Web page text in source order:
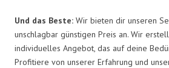
Und das Beste: Wir bieten dir unseren
unschlagbar günstigen Preis an. Wir
individuelles Angebot, das auf deine
Profitiere von unserer Erfahrung und